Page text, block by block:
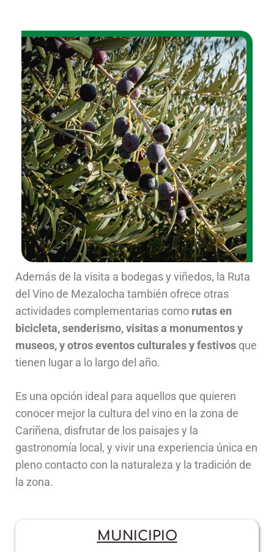
Además de la visita a bodegas y viñedos, la Ruta
del Vino de Mezalocha también ofrece otras
actividades complementarias como rutas en
bicicleta, senderismo, visitas a monumentos y
museos, y otros eventos culturales y festivos que
tienen lugar a lo largo del año.
Es una opción ideal para aquellos que quieren
conocer mejor la cultura del vino en la zona de
Cariñena, disfrutar de los paisajes y la
gastronomía local, y vivir una experiencia única en
pleno contacto con la naturaleza y la tradición de
la zona.
MUNICIPIO